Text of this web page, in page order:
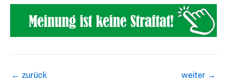
← zurück weiter →